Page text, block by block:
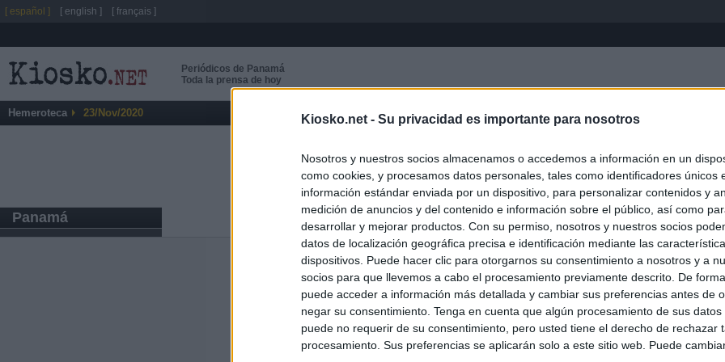
Kiosko.net - Su privacidad es importante para nosotros
Nosotros y nuestros socios almacenamos o accedemos a información en un
como cookies, y procesamos datos personales, tales como identificadores únicos
información estándar enviada por un dispositivo, para personalizar contenidos y
medición de anuncios y del contenido e información sobre el público, así como
desarrollar y mejorar productos. Con su permiso, nosotros y nuestros socios
datos de localización geográfica precisa e identificación mediante las
dispositivos. Puede hacer clic para otorgarnos su consentimiento a nosotros y a
socios para que llevemos a cabo el procesamiento previamente descrito. De
puede acceder a información más detallada y cambiar sus preferencias antes de
negar su consentimiento. Tenga en cuenta que algún procesamiento de sus
puede no requerir de su consentimiento, pero usted tiene el derecho de rechazar
procesamiento. Sus preferencias se aplicarán solo a este sitio web. Puede
Periódicos de Panamá
Toda la prensa de hoy
Hemeroteca 23/Nov/2020 Inicio
Panamá
Últimas noticias
España mantiene la alerta en Ceuta y estrecha la coordinación con Marruecos
tras nuevas llamadas a cruzar la frontera
"¿Cuál es el plan?": dentro de los grupos de WhatsApp, Facebook e Instagram
del
[ español ] [ english ] [ français ]